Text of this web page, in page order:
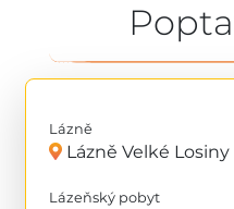
Lázně
Lázně Velké Losiny
Lázeňský pobyt